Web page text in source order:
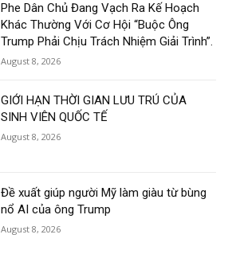
Phe Dân Chủ Đang Vạch Ra Kế Hoạch
Khác Thường Với Cơ Hội “Buộc Ông
Trump Phải Chịu Trách Nhiệm Giải Trình”.
August 8, 2026
GIỚI HẠN THỜI GIAN LƯU TRÚ CỦA
SINH VIÊN QUỐC TẾ
August 8, 2026
Đề xuất giúp người Mỹ làm giàu từ bùng
nổ AI của ông Trump
August 8, 2026